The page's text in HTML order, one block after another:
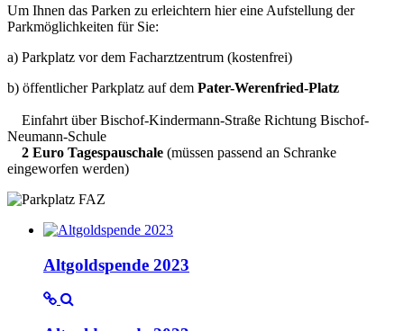
Um Ihnen das Parken zu erleichtern hier eine Aufstellung der
Parkmöglichkeiten für Sie:
a) Parkplatz vor dem Facharztzentrum (kostenfrei)
b) öffentlicher Parkplatz auf dem Pater-Werenfried-Platz
Einfahrt über Bischof-Kindermann-Straße Richtung Bischof-
Neumann-Schule
2 Euro Tagespauschale (müssen passend an Schranke
eingeworfen werden)
Altgoldspende 2023